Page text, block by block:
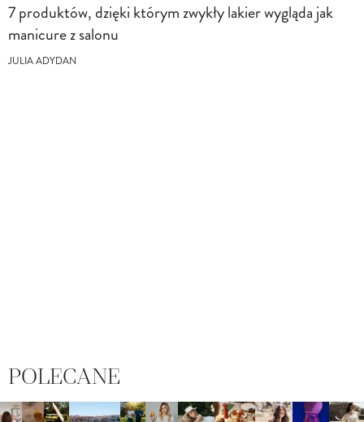
7 produktów, dzięki którym zwykły lakier wygląda jak
manicure z salonu
JULIA ADYDAN
POLECANE